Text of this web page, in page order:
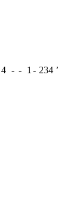
4 - - 1 - 234 ʼ